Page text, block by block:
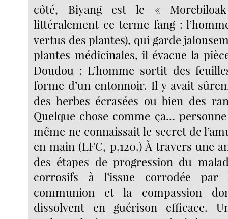
côté, Biyang est le «
littéralement ce terme fang :
vertus des plantes), qui garde
plantes médicinales, il évacue la
Doudou : L’homme sortit des
forme d’un entonnoir. Il y avait
des herbes écrasées ou bien des
Quelque chose comme ça…
même ne connaissait le secret de
en main (LFC, p.120.) À travers une
des étapes de progression du
corrosifs à l’issue corrodée par
communion et la compassion
dissolvent en guérison efficace.